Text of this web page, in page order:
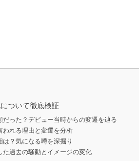
ついて徹底検証
った？デビュー当時からの変遷を辿る
われる理由と変遷を分析
？気になる噂を深掘り
た過去の騒動とイメージの変化